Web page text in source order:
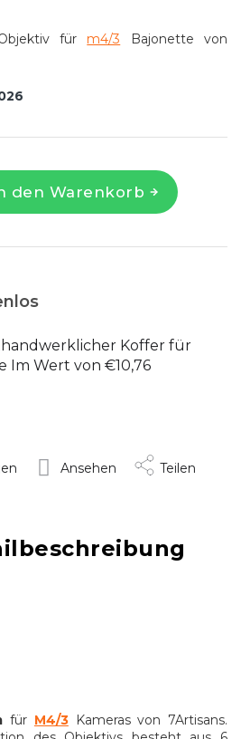
den Warenkorb
Koffer für
Im Wert von €10,76
für m4/3 Bajonette von
Ansehen Teilen
für M4/3Kameras von 7Artisans.